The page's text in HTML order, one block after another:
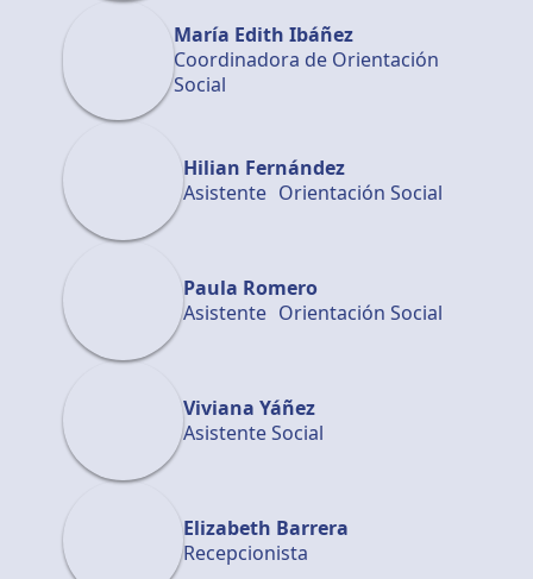
María Edith Ibáñez
Coordinadora de Orientación
Social
Hilian Fernández
Asistente Orientación Social
Paula Romero
Asistente Orientación Social
Viviana Yáñez
Asistente Social
Elizabeth Barrera
Recepcionista